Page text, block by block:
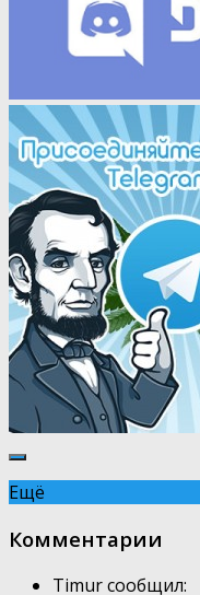
Ещё
Комментарии
Timur сообщил: